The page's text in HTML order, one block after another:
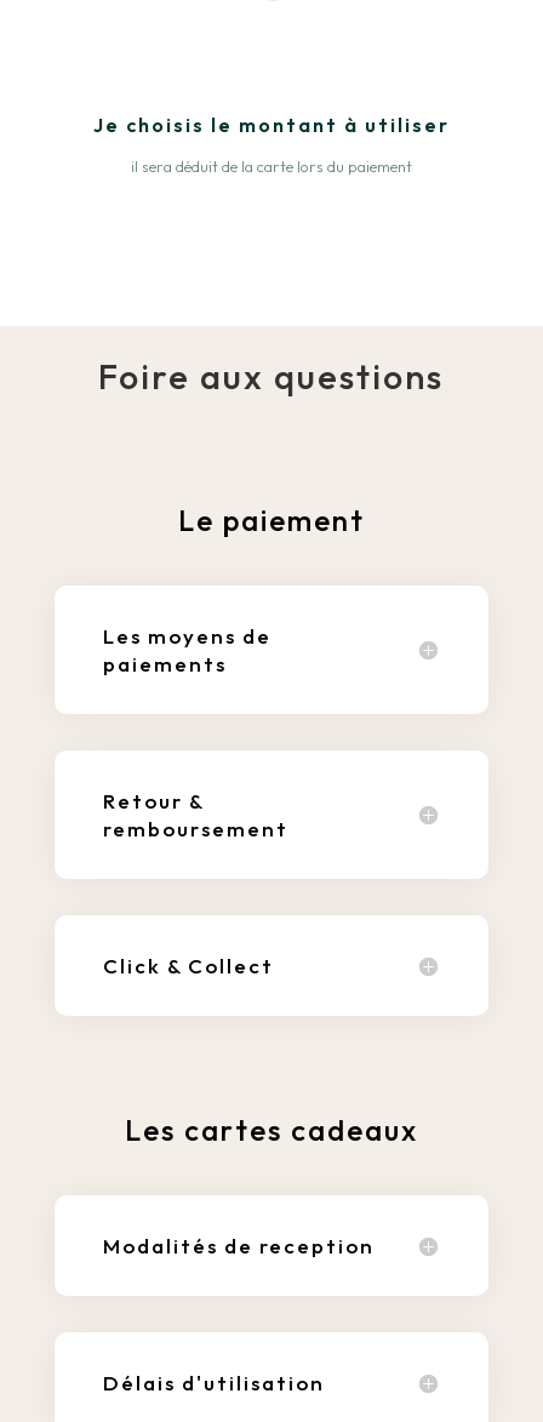
Je choisis le montant à utiliser
il sera déduit de la carte lors du paiement
Foire aux questions
Le paiement
Les moyens de
paiements
Retour &
remboursement
Click & Collect
Les cartes cadeaux
Modalités de reception
Délais d'utilisation